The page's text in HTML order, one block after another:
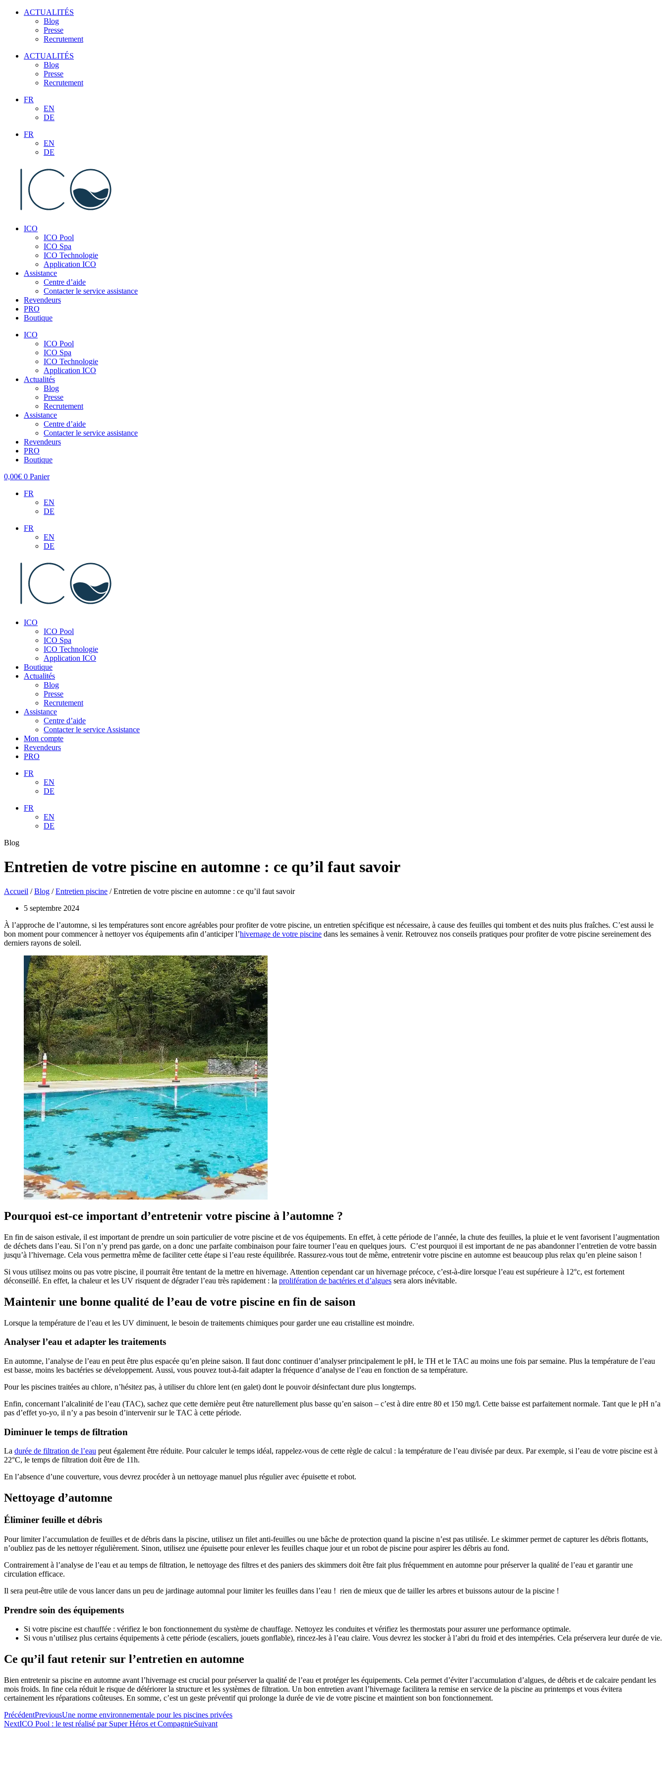
Aller
ACTUALITÉS
Blog
Presse
Recrutement
ACTUALITÉS
Blog
Presse
Recrutement
FR
EN
DE
FR
EN
DE
ICO
ICO Pool
ICO Spa
ICO Technologie
Application ICO
Assistance
Centre d’aide
Contacter le service assistance
Revendeurs
PRO
Boutique
ICO
ICO Pool
ICO Spa
ICO Technologie
Application ICO
Actualités
Blog
Presse
Recrutement
Assistance
Centre d’aide
Contacter le service assistance
Revendeurs
PRO
Boutique
0,00€ 0 Panier
FR
EN
DE
FR
EN
DE
ICO
ICO Pool
ICO Spa
ICO Technologie
Application ICO
Boutique
Actualités
Blog
Presse
Recrutement
Assistance
Centre d’aide
Contacter le service Assistance
Mon compte
Revendeurs
PRO
FR
EN
DE
FR
EN
DE
Blog
Entretien de votre piscine en automne : ce qu’il faut savoir
Accueil /Blog /Entretien piscine / Entretien de votre piscine en automne : ce qu’il faut savoir
5 septembre 2024
À l’approche de l’automne, si les températures sont encore agréables pour profiter de votre piscine, un entretien spécifique est nécessaire, à cause des feuilles qui tombent et des nuits plus fraîches. C’est aussi le
bon moment pour commencer à nettoyer vos équipements afin d’anticiper l’hivernage de votre piscine dans les semaines à venir. Retrouvez nos conseils pratiques pour profiter de votre piscine sereinement des
derniers rayons de soleil.
Pourquoi est-ce important d’entretenir votre piscine à l’automne ?
En fin de saison estivale, il est important de prendre un soin particulier de votre piscine et de vos équipements. En effet, à cette période de l’année, la chute des feuilles, la pluie et le vent favorisent l’augmentation
de déchets dans l’eau. Si l’on n’y prend pas garde, on a donc une parfaite combinaison pour faire tourner l’eau en quelques jours. C’est pourquoi il est important de ne pas abandonner l’entretien de votre bassin
jusqu’à l’hivernage. Cela vous permettra même de faciliter cette étape si l’eau reste équilibrée. Rassurez-vous tout de même, entretenir votre piscine en automne est beaucoup plus relax qu’en pleine saison !
Si vous utilisez moins ou pas votre piscine, il pourrait être tentant de la mettre en hivernage. Attention cependant car un hivernage précoce, c’est-à-dire lorsque l’eau est supérieure à 12°c, est fortement
déconseillé. En effet, la chaleur et les UV risquent de dégrader l’eau très rapidement : la prolifération de bactéries et d’algues sera alors inévitable.
Maintenir une bonne qualité de l’eau de votre piscine en fin de saison
Lorsque la température de l’eau et les UV diminuent, le besoin de traitements chimiques pour garder une eau cristalline est moindre.
Analyser l’eau et adapter les traitements
En automne, l’analyse de l’eau en peut être plus espacée qu’en pleine saison. Il faut donc continuer d’analyser principalement le pH, le TH et le TAC au moins une fois par semaine. Plus la température de l’eau
est basse, moins les bactéries se développement. Aussi, vous pouvez tout-à-fait adapter la fréquence d’analyse de l’eau en fonction de sa température.
Pour les piscines traitées au chlore, n’hésitez pas, à utiliser du chlore lent (en galet) dont le pouvoir désinfectant dure plus longtemps.
Enfin, concernant l’alcalinité de l’eau (TAC), sachez que cette dernière peut être naturellement plus basse qu’en saison – c’est à dire entre 80 et 150 mg/l. Cette baisse est parfaitement normale. Tant que le pH n’a
pas d’effet yo-yo, il n’y a pas besoin d’intervenir sur le TAC à cette période.
Diminuer le temps de filtration
La durée de filtration de l’eau peut également être réduite. Pour calculer le temps idéal, rappelez-vous de cette règle de calcul : la température de l’eau divisée par deux. Par exemple, si l’eau de votre piscine est à
22°C, le temps de filtration doit être de 11h.
En l’absence d’une couverture, vous devrez procéder à un nettoyage manuel plus régulier avec épuisette et robot.
Nettoyage d’automne
Éliminer feuille et débris
Pour limiter l’accumulation de feuilles et de débris dans la piscine, utilisez un filet anti-feuilles ou une bâche de protection quand la piscine n’est pas utilisée. Le skimmer permet de capturer les débris flottants,
n’oubliez pas de les nettoyer régulièrement. Sinon, utilisez une épuisette pour enlever les feuilles chaque jour et un robot de piscine pour aspirer les débris au fond.
Contrairement à l’analyse de l’eau et au temps de filtration, le nettoyage des filtres et des paniers des skimmers doit être fait plus fréquemment en automne pour préserver la qualité de l’eau et garantir une
circulation efficace.
Il sera peut-être utile de vous lancer dans un peu de jardinage automnal pour limiter les feuilles dans l’eau ! rien de mieux que de tailler les arbres et buissons autour de la piscine !
Prendre soin des équipements
Si votre piscine est chauffée : vérifiez le bon fonctionnement du système de chauffage. Nettoyez les conduites et vérifiez les thermostats pour assurer une performance optimale.
Si vous n’utilisez plus certains équipements à cette période (escaliers, jouets gonflable), rincez-les à l’eau claire. Vous devrez les stocker à l’abri du froid et des intempéries. Cela préservera leur durée de vie.
Ce qu’il faut retenir sur l’entretien en automne
Bien entretenir sa piscine en automne avant l’hivernage est crucial pour préserver la qualité de l’eau et protéger les équipements. Cela permet d’éviter l’accumulation d’algues, de débris et de calcaire pendant les
mois froids. In fine cela réduit le risque de détériorer la structure et les systèmes de filtration. Un bon entretien avant l’hivernage facilitera la remise en service de la piscine au printemps et vous évitera
certainement les réparations coûteuses. En somme, c’est un geste préventif qui prolonge la durée de vie de votre piscine et maintient son bon fonctionnement.
PrécédentPreviousUne norme environnementale pour les piscines privées
NextICO Pool : le test réalisé par Super Héros et CompagnieSuivant